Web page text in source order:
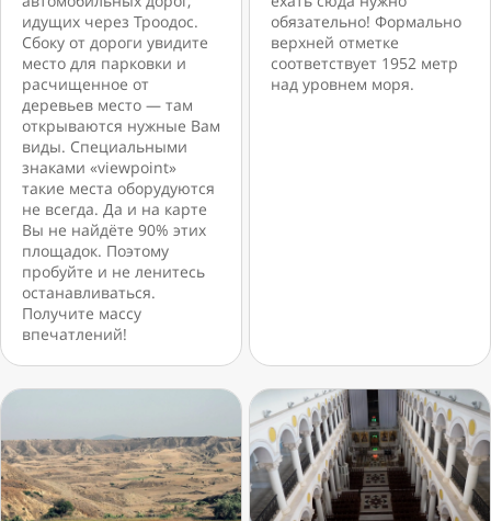
идущих через Троодос.
Сбоку от дороги увидите
место для парковки и
расчищенное от
деревьев место — там
открываются нужные Вам
виды. Специальными
знаками «viewpoint»
такие места оборудуются
не всегда. Да и на карте
Вы не найдёте 90% этих
площадок. Поэтому
пробуйте и не ленитесь
останавливаться.
Получите массу
впечатлений!
обязательно! Формально
верхней отметке
соответствует 1952 метр
над уровнем моря.